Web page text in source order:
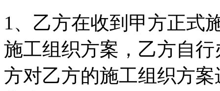
1、乙方在收到甲方正式
施工组织方案，乙方自
方对乙方的施工组织方